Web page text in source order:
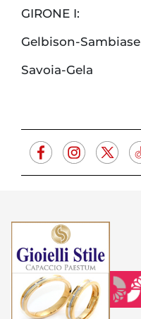
GIRONE I:
Gelbison-Sambiase
Savoia-Gela